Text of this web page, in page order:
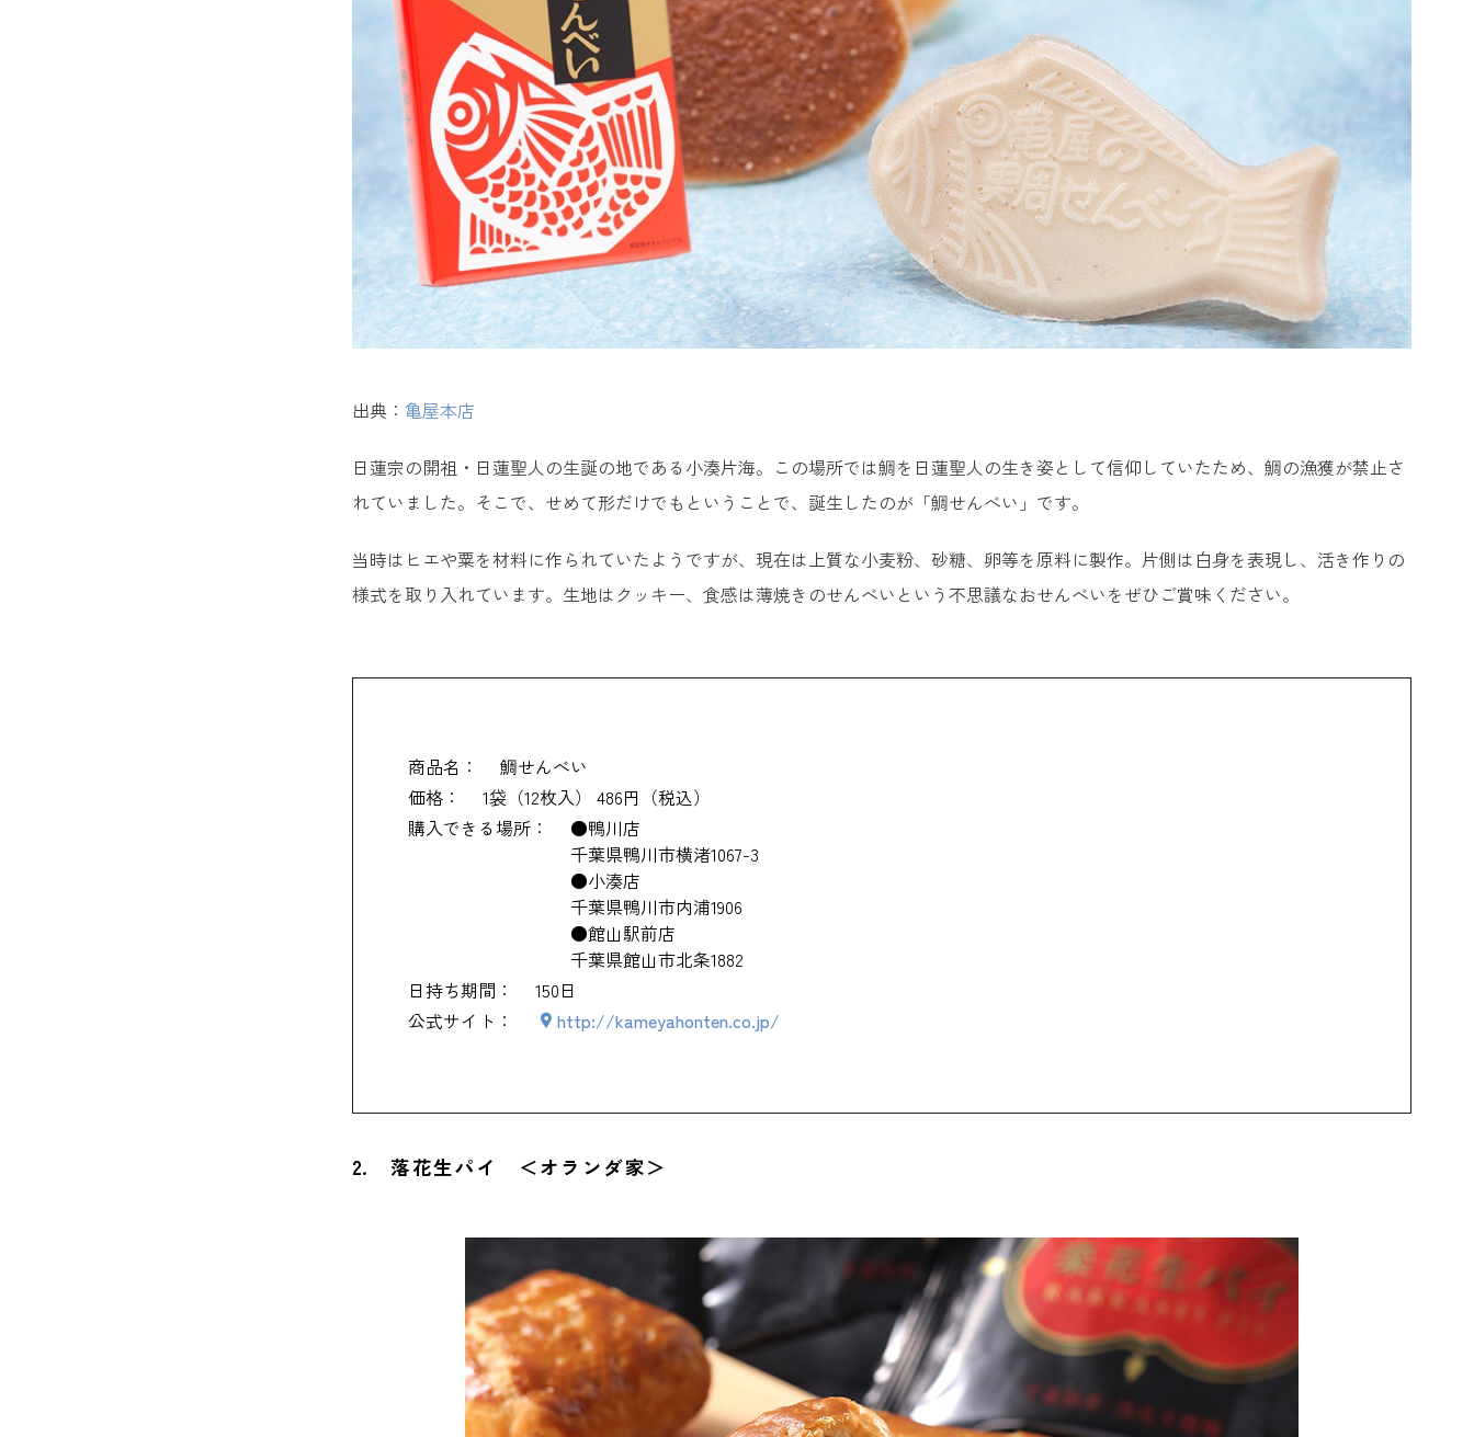
【雑貨】千葉のかわいい定番人気お土産
15. 房州うちわ ＜うちわの太田屋＞
ばらまき用に最適！千葉のおすすめ人気お土産
16. ピーナッツサブレー ＜とみい＞
17. 房総えびせんべい ＜菜花の里＞
18. まずい棒 ＜銚子電鉄＞
20. 花菜っ娘（はななっこ） ＜房洋堂＞
千葉で買えるおしゃれな人気お土産
21. 蔵六餅（ぞうろくもち） ＜木村屋＞
22. Minamiteiフロマージュ ＜見波亭＞
【千葉限定】千葉でしか買えないお土産
25. KUJUKURI OCEAN 「99ラガー」 ＜寒菊銘醸＞
26. さざえ最中 ＜盛栄堂＞
27. くじらあげまん ＜盛栄堂＞
28. 下総醤油 ＜ちば醤油＞
29. くじらベーコン ＜ハクダイ食品＞
34. 房州びわカレー ＜枇杷倶楽部＞
35. とろなまチョコ ＜せんねんの木＞
千葉でお土産を買うのにおすすめの場所
千葉駅
出典： 亀屋本店
日蓮宗の開祖・日蓮聖人の生誕の地である小湊片海。この場所では鯛を日蓮聖人の生き姿として信仰していたため、鯛の漁獲が禁止さ
れていました。そこで、せめて形だけでもということで、誕生したのが「鯛せんべい」です。
当時はヒエや粟を材料に作られていたようですが、現在は上質な小麦粉、砂糖、卵等を原料に製作。片側は白身を表現し、活き作りの
様式を取り入れています。生地はクッキー、食感は薄焼きのせんべいという不思議なおせんべいをぜひご賞味ください。
商品名：
鯛せんべい
価格：
1袋（12枚入） 486円（税込）
購入できる場所：
●鴨川店
千葉県鴨川市横渚1067-3
●小湊店
千葉県鴨川市内浦1906
●館山駅前店
千葉県館山市北条1882
日持ち期間：
150日
公式サイト：
http://kameyahonten.co.jp/
2. 落花生パイ ＜オランダ家＞